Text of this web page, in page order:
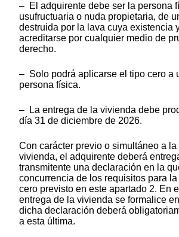
– El adquirente debe ser la persona
usufructuaria o nuda propietaria, de
destruida por la lava cuya existencia
acreditarse por cualquier medio de
derecho.
– Solo podrá aplicarse el tipo cero a
persona física.
– La entrega de la vivienda debe
día 31 de diciembre de 2026.
Con carácter previo o simultáneo a la
vivienda, el adquirente deberá
transmitente una declaración en la
concurrencia de los requisitos para
cero previsto en este apartado 2. En
entrega de la vivienda se formalice
dicha declaración deberá
a esta última.